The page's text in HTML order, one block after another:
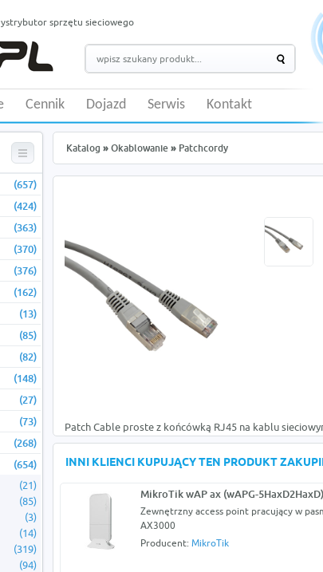
sprzętu sieciowego
Cennik Dojazd Serwis Kontakt
(657)
(424)
(363)
(370)
(376)
(162)
(13)
(85)
(82)
(148)
(27)
(73)
(268)
(654)
(21)
(85)
(3)
(14)
(319)
(94)
Katalog » Okablowanie » Patchcordy
Patch Cable proste z końcówką RJ45 na kablu
INNI KLIENCI KUPUJĄCY TEN PRODUKT
MikroTik wAP ax (wAPG-5HaxD2HaxD)
Zewnętrzny access point pracujący w
AX3000
Producent: MikroTik